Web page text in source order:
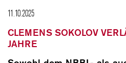
11.10.2025
CLEMENS SOKOLOV
JAHRE